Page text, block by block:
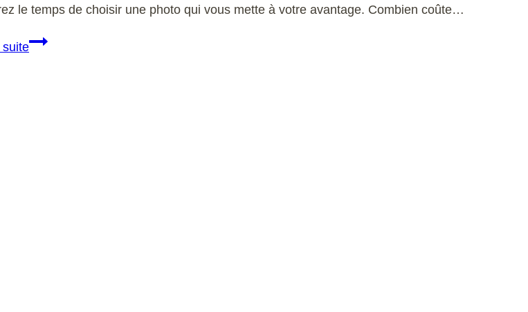
le temps de choisir une photo qui vous mette à votre avantage. Combien coûte…
suiteQuels